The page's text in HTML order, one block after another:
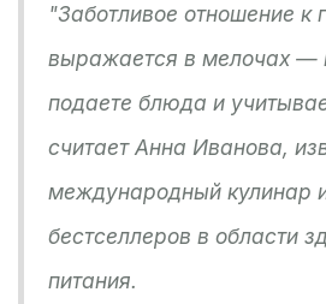
"Заботливое отношение к
выражается в мелочах —
подаете блюда и
считает Анна Иванова,
международный кулинар
бестселлеров в области
питания.